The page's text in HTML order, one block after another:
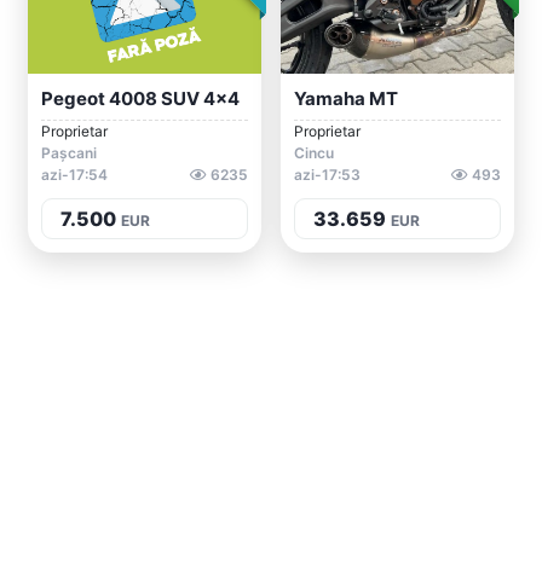
Pegeot 4008 SUV 4x4
Proprietar
Pașcani
azi-17:54
6235
7.500 EUR
Yamaha MT
Proprietar
Cincu
azi-17:53
493
33.659 EUR